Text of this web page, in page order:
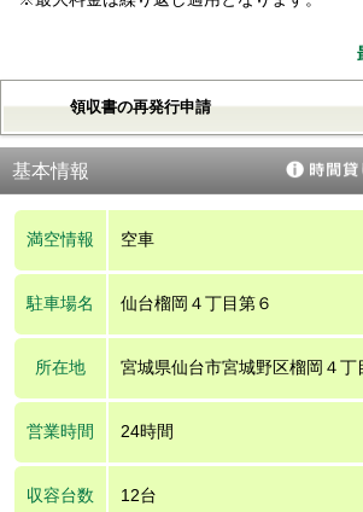
領収書の再発行申請
基本情報
満空情報 空車
駐車場名 仙台榴岡４丁目第６
所在地 宮城県仙台市宮城野区榴岡４丁
営業時間 24時間
収容台数 12台